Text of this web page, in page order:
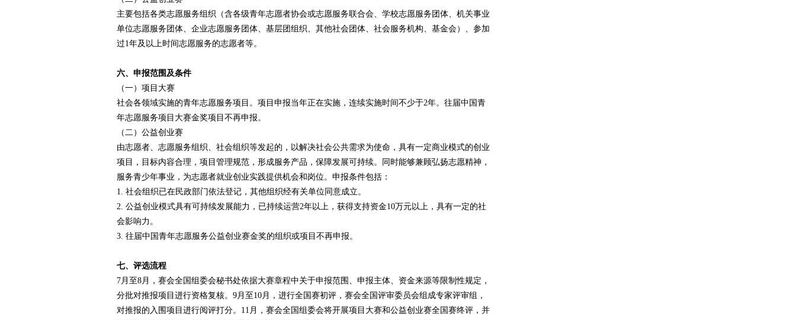
主要包括各类志愿服务组织（含各级青年志愿者协会或志愿服务联合会、学校志愿服务团体、机关事业
单位志愿服务团体、企业志愿服务团体、基层团组织、其他社会团体、社会服务机构、基金会）、参加
过1年及以上时间志愿服务的志愿者等。
六、申报范围及条件
（一）项目大赛
社会各领域实施的青年志愿服务项目。项目申报当年正在实施，连续实施时间不少于2年。往届中国青
年志愿服务项目大赛金奖项目不再申报。
（二）公益创业赛
由志愿者、志愿服务组织、社会组织等发起的，以解决社会公共需求为使命，具有一定商业模式的创业
项目，目标内容合理，项目管理规范，形成服务产品，保障发展可持续。同时能够兼顾弘扬志愿精神，
服务青少年事业，为志愿者就业创业实践提供机会和岗位。申报条件包括：
1. 社会组织已在民政部门依法登记，其他组织经有关单位同意成立。
2. 公益创业模式具有可持续发展能力，已持续运营2年以上，获得支持资金10万元以上，具有一定的社
会影响力。
3. 往届中国青年志愿服务公益创业赛金奖的组织或项目不再申报。
七、评选流程
7月至8月，赛会全国组委会秘书处依据大赛章程中关于申报范围、申报主体、资金来源等限制性规定，
分批对推报项目进行资格复核。9月至10月，进行全国赛初评，赛会全国评审委员会组成专家评审组，
对推报的入围项目进行阅评打分。11月，赛会全国组委会将开展项目大赛和公益创业赛全国赛终评，并